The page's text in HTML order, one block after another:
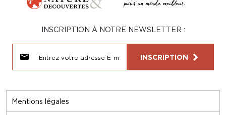
Mentions légales
INSCRIPTION À NOTRE NEWSLETTER :
INSCRIPTION